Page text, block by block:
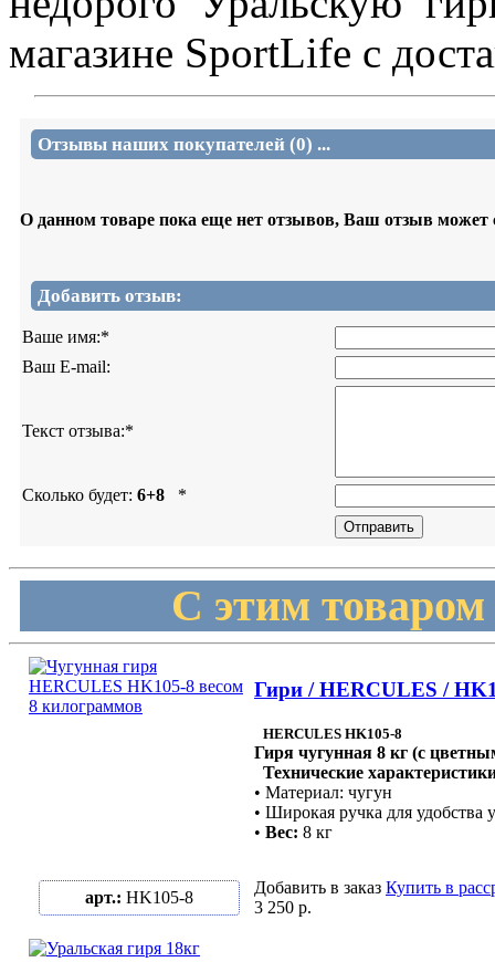
магазине SportLife с
Отзывы наших покупателей (0) ...
О данном товаре пока еще нет отзывов, Ваш отзыв может
Добавить отзыв:
Ваше имя:*
Ваш E-mail:
Текст отзыва:*
Сколько будет: 6+8 *
С этим
Гири / HERCULES /
HERCULES HK105-8
Гиря чугунная 8 кг (с
Технические
• Материал: чугун
• Широкая ручка для удобства
• Вес: 8 кг
арт.: HK105-8
Добавить в заказ Купить в
3 250 р.